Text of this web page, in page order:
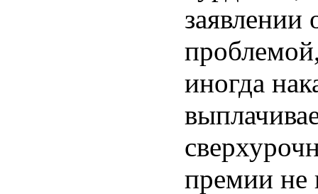
заявлении
иногда
премии не